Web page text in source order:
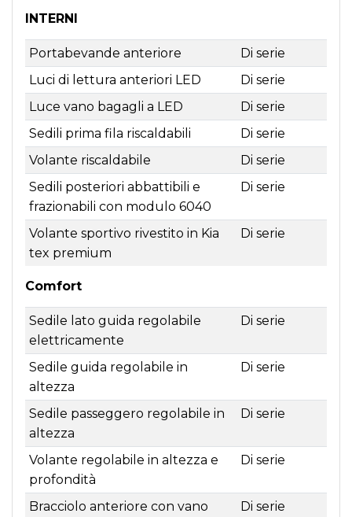
INTERNI
Portabevande anteriore
Di serie
Luci di lettura anteriori LED
Di serie
Luce vano bagagli a LED
Di serie
Sedili prima fila riscaldabili
Di serie
Volante riscaldabile
Di serie
Sedili posteriori abbattibili e
frazionabili con modulo 6040
Di serie
Volante sportivo rivestito in Kia
tex premium
Di serie
Comfort
Sedile lato guida regolabile
elettricamente
Di serie
Sedile guida regolabile in
altezza
Di serie
Sedile passeggero regolabile in
altezza
Di serie
Volante regolabile in altezza e
profondità
Di serie
Bracciolo anteriore con vano
Di serie